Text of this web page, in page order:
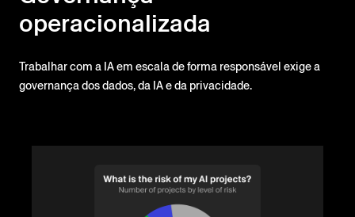
operacionalizada
Trabalhar com a IA em escala de forma responsável exige a
governança dos dados, da IA e da privacidade.